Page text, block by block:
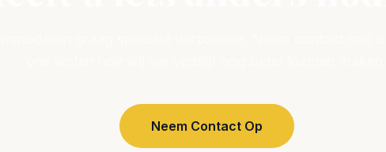
Neem Contact Op